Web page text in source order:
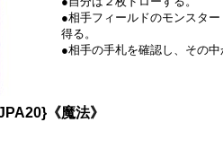
●相手フィールドのモンスタ
得る。
●相手の手札を確認し、その中
《魔法》